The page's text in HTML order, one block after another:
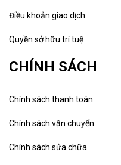
Điều khoản giao dịch
Quyền sở hữu trí tuệ
CHÍNH SÁCH
Chính sách thanh toán
Chính sách vận chuyển
Chính sách sửa chữa